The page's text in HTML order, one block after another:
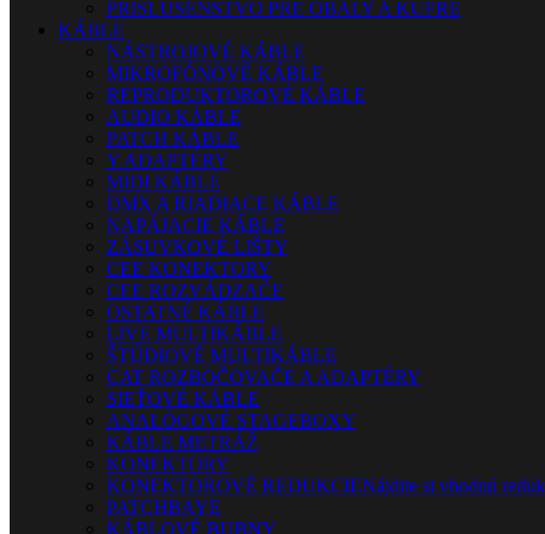
PRÍSLUŠENSTVO PRE OBALY A KUFRE
KÁBLE
NÁSTROJOVÉ KÁBLE
MIKROFÓNOVÉ KÁBLE
REPRODUKTOROVÉ KÁBLE
AUDIO KÁBLE
PATCH KÁBLE
Y ADAPTÉRY
MIDI KÁBLE
DMX A RIADIACE KÁBLE
NAPÁJACIE KÁBLE
ZÁSUVKOVÉ LIŠTY
CEE KONEKTORY
CEE ROZVÁDZAČE
OSTATNÉ KÁBLE
LIVE MULTIKÁBLE
ŠTÚDIOVÉ MULTIKÁBLE
CAT ROZBOČOVAČE A ADAPTÉRY
SIEŤOVÉ KÁBLE
ANALÓGOVÉ STAGEBOXY
KÁBLE METRÁŽ
KONEKTORY
KONEKTOROVÉ REDUKCIENájdite si vhodnú
PATCHBAYE
KÁBLOVÉ BUBNY